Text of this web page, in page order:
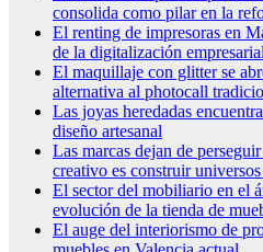
consolida como pilar en la
El renting de impresoras en
de la digitalización empresarial
El maquillaje con glitter se
alternativa al photocall
Las joyas heredadas
diseño artesanal
Las marcas dejan de
creativo es construir
El sector del mobiliario en el
evolución de la tienda de
El auge del interiorismo de